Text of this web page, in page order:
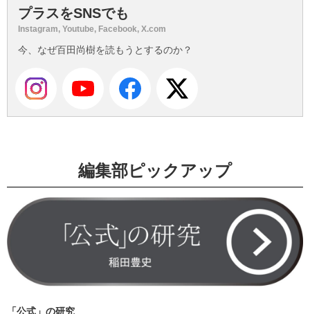
プラスをSNSでも
Instagram, Youtube, Facebook, X.com
今、なぜ百田尚樹を読もうとするのか？
編集部ピックアップ
「公式」の研究